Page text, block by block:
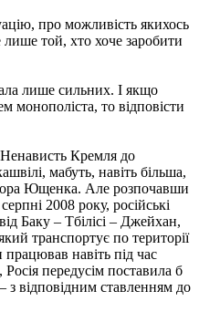
про можливість якихось
той, хто хоче заробити
лише сильних. І якщо
монополіста, то відповісти
Кремля до
мабуть, навіть більша,
Ющенка. Але розпочавши
2008 року, російські
Баку – Тбілісі – Джейхан,
транспортує по території
працював навіть під час
передусім поставила б
з відповідним ставленням до